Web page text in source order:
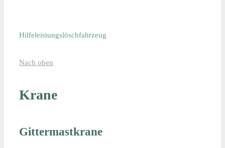
Hilfeleistungslöschfahrzeug
Nach oben
Krane
Gittermastkrane